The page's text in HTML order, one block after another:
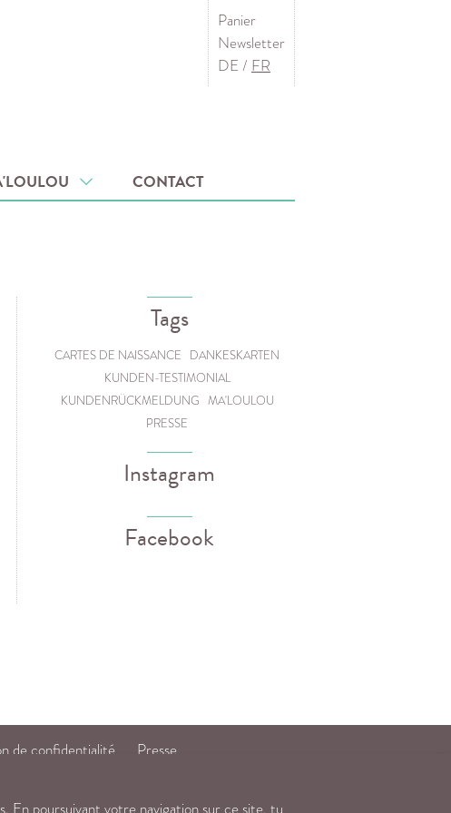
Panier
Newsletter
DE / FR
CONTACT
Tags
CARTES DE NAISSANCE DANKESKARTEN
KUNDEN-TESTIMONIAL
KUNDENRÜCKMELDUNG MA'LOULOU
PRESSE
Instagram
Facebook
de confidentialité
Presse